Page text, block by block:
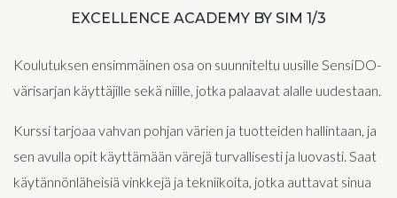
EXCELLENCE ACADEMY BY SIM 1/3
Koulutuksen ensimmäinen osa on suunniteltu uusille SensiDO-
värisarjan käyttäjille sekä niille, jotka palaavat alalle uudestaan.
Kurssi tarjoaa vahvan pohjan värien ja tuotteiden hallintaan, ja
sen avulla opit käyttämään värejä turvallisesti ja luovasti. Saat
käytännönläheisiä vinkkejä ja tekniikoita, jotka auttavat sinua